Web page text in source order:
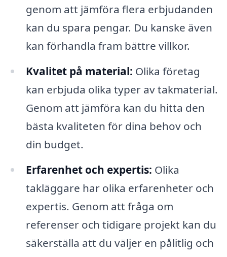
genom att jämföra flera erbjudanden
kan du spara pengar. Du kanske även
kan förhandla fram bättre villkor.
Kvalitet på material: Olika företag
kan erbjuda olika typer av takmaterial.
Genom att jämföra kan du hitta den
bästa kvaliteten för dina behov och
din budget.
Erfarenhet och expertis: Olika
takläggare har olika erfarenheter och
expertis. Genom att fråga om
referenser och tidigare projekt kan du
säkerställa att du väljer en pålitlig och